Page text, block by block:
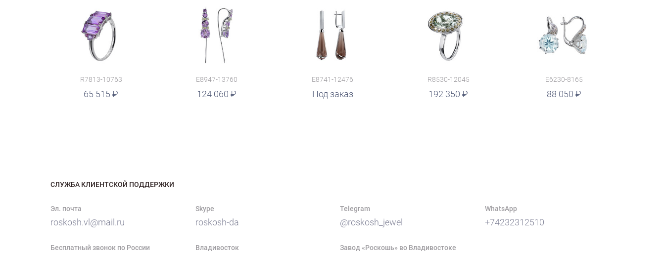
R7813-10763
65 515
E8947-13760
124 060
руб.
E8741-12476
Под заказ
R8530-12045
192 350
руб.
E6230-8165
88 050
руб.
СЛУЖБА КЛИЕНТСКОЙ ПОДДЕРЖКИ
Эл. почта
roskosh.vl@mail.ru
Skype
roskosh-da
Telegram
@roskosh_jewel
WhatsApp
+74232312510
Бесплатный звонок по России Владивосток Завод «Роскошь» во Владивостоке